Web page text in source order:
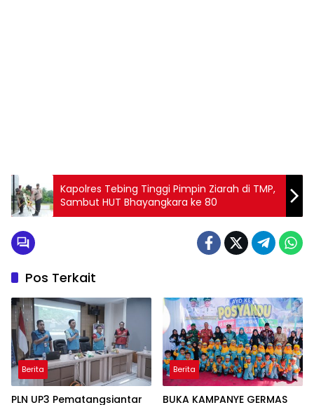
Kapolres Tebing Tinggi Pimpin Ziarah di TMP,
Sambut HUT Bhayangkara ke 80
Pos Terkait
Berita
PLN UP3 Pematangsiantar
Berita
BUKA KAMPANYE GERMAS